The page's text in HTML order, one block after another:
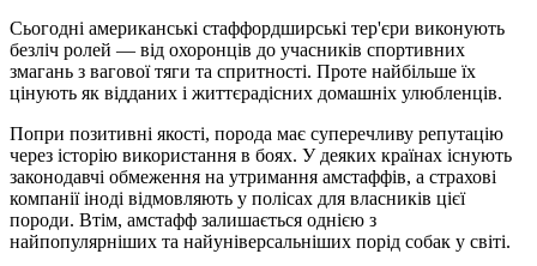
Сьогодні американські стаффордширські тер'єри виконують
безліч ролей — від охоронців до учасників спортивних
змагань з вагової тяги та спритності. Проте найбільше їх
цінують як відданих і життєрадісних домашніх улюбленців.
Попри позитивні якості, порода має суперечливу репутацію
через історію використання в боях. У деяких країнах існують
законодавчі обмеження на утримання амстаффів, а страхові
компанії іноді відмовляють у полісах для власників цієї
породи. Втім, амстафф залишається однією з
найпопулярніших та найуніверсальніших порід собак у світі.